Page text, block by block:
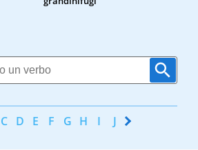
C D E F G H I J K